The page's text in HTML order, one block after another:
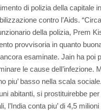
di polizia della capitale
contro l’Aids.
della polizia, Prem
provvisoria in quanto
esaminate. Jain ha poi
le cause dell’infezione.
piu’ basso nella scala
abitanti, si prostituirebbe
l’India conta piu’ di 4,5